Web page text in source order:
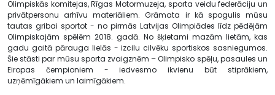
Olimpiskās komitejas, Rīgas Motormuzeja, sporta veidu federāciju un
privātpersonu arhīvu materiāliem. Grāmata ir kā spogulis mūsu
tautas gribai sportot - no pirmās Latvijas Olimpiādes līdz pēdējām
Olimpiskajām spēlēm 2018. gadā. No šķietami mazām lietām, kas
gadu gaitā pārauga lielās - izcilu cilvēku sportiskos sasniegumos.
Šie stāsti par mūsu sporta zvaigznēm – Olimpisko spēļu, pasaules un
Eiropas čempioniem - iedvesmo ikvienu būt stiprākiem,
uzņēmīgākiem un laimīgākiem.